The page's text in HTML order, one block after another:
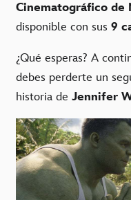
Cinematográfico de
disponible con sus 9
¿Qué esperas? A
debes perderte un
historia de Jennifer